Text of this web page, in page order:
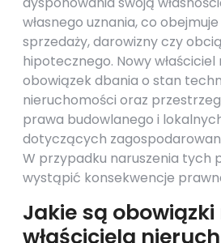
własnego uznania, co
sprzedaży, darowizny czy
hipotecznego. Nowy właściciel
obowiązek dbania o stan
nieruchomości oraz
prawa budowlanego i
dotyczących
W przypadku naruszenia tych
wystąpić konsekwencje
Jakie są
właściciela